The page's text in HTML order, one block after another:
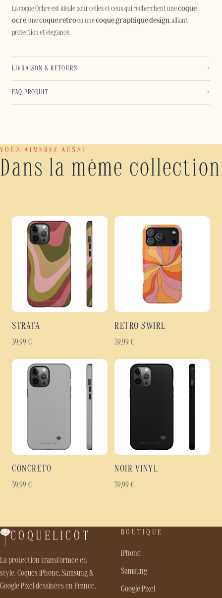
La coque Ochre est idéale pour celles et ceux qui recherchent unecoque
ocre, unecoque rétroou unecoque graphique design, alliant
protection et élégance.
LIVRAISON & RETOURS
FAQ PRODUIT
VOUS AIMEREZ AUSSI
Dans la même collection
STRATA
39,99 €
RETRO SWIRL
39,99 €
CONCRETO
39,99 €
NOIR VINYL
39,99 €
COQUELICOT
La protection transformée en
style. Coques iPhone, Samsung &
Google Pixel dessinées en France.
BOUTIQUE
iPhone
Samsung
Google Pixel